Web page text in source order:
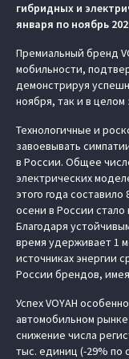
гибридных и
января по ноябрь
Премиальный бренд
мобильности,
демонстрируя
ноября, так и в целом
Технологичные и
завоевывать
в России. Общее
электрических
этого года
осени в России стало
Благодаря
время удерживает 1
источниках энергии
России брендов,
Успех VOYAH
автомобильном
снижение числа
тыс. единиц (-29% по